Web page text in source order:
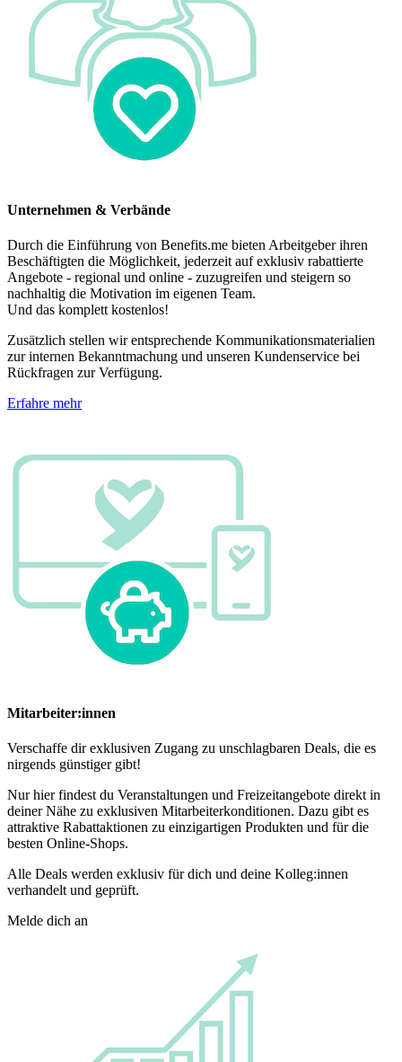
Unternehmen & Verbände
Durch die Einführung von Benefits.me bieten Arbeitgeber ihren
Beschäftigten die Möglichkeit, jederzeit auf exklusiv rabattierte
Angebote - regional und online - zuzugreifen und steigern so
nachhaltig die Motivation im eigenen Team.
Und das komplett kostenlos!
Zusätzlich stellen wir entsprechende Kommunikationsmaterialien
zur internen Bekanntmachung und unseren Kundenservice bei
Rückfragen zur Verfügung.
Erfahre mehr
Mitarbeiter:innen
Verschaffe dir exklusiven Zugang zu unschlagbaren Deals, die es
nirgends günstiger gibt!
Nur hier findest du Veranstaltungen und Freizeitangebote direkt in
deiner Nähe zu exklusiven Mitarbeiterkonditionen. Dazu gibt es
attraktive Rabattaktionen zu einzigartigen Produkten und für die
besten Online-Shops.
Alle Deals werden exklusiv für dich und deine Kolleg:innen
verhandelt und geprüft.
Melde dich an